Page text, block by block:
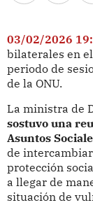
03/02/2026
bilaterales en
periodo de
de la ONU.
La ministra de
sostuvo una
Asuntos
de
protección
a llegar de
situación de